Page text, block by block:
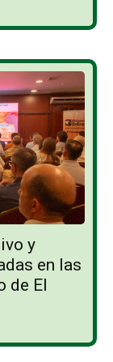
y
en las
de El